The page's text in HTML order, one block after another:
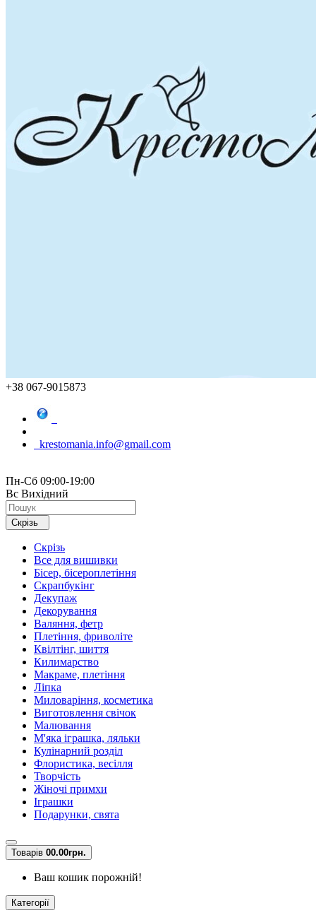
+38 067-9015873
krestomania.info@gmail.com
Пн-Сб 09:00-19:00
Вс Вихідний
Скрізь
Скрізь
Все для вишивки
Бісер, бісероплетіння
Скрапбукінг
Декупаж
Декорування
Валяння, фетр
Плетіння, фриволіте
Квілтінг, шиття
Килимарство
Макраме, плетіння
Ліпка
Миловаріння, косметика
Виготовлення свічок
Малювання
М'яка іграшка, ляльки
Кулінарний розділ
Флористика, весілля
Творчість
Жіночі примхи
Іграшки
Подарунки, свята
Товарів 00.00грн.
Ваш кошик порожній!
Категорії